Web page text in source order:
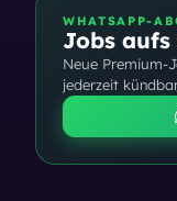
WHATSAPP-
Jobs
Neue Premium-
jederzeit